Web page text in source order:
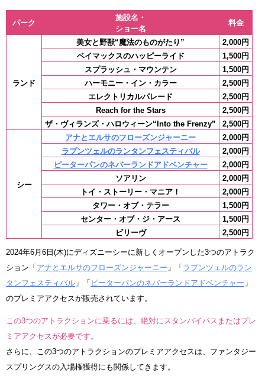
パーク
施設名・
ショー名
料金
ランド
美女と野獣“魔法のものがたり”
2,000円
ベイマックスのハッピーライド
1,500円
スプラッシュ・マウンテン
1,500円
ハーモニー・イン・カラー
2,500円
エレクトリカルパレード
2,500円
Reach for the Stars
2,500円
ザ・ヴィランズ・ハロウィーン“Into the Frenzy”
2,500円
シー
アナとエルサのフローズンジャーニー
2,000円
ラプンツェルのランタンフェスティバル
2,000円
ピーターパンのネバーランドアドベンチャー
2,000円
ソアリン
2,000円
トイ・ストーリー・マニア！
2,000円
タワー・オブ・テラー
1,500円
センター・オブ・ジ・アース
1,500円
ビリーヴ
2,500円
2024年6月6日(木)にディズニーシーに新しくオープンした3つのアトラク
ション「アナとエルサのフローズンジャーニー 」「ラプンツェルのラン
タンフェスティバル 」「 ピーターパンのネバーランドアドベンチャー 」
のプレミアアクセスが販売されています。
この3つのアトラクションに乗るには、絶対にスタンバイパスまたはプレ
ミアアクセスが必要です。
さらに、この3つのアトラクションのプレミアアクセスは、ファンタジー
スプリングスの入場権獲得にも関係してきます。